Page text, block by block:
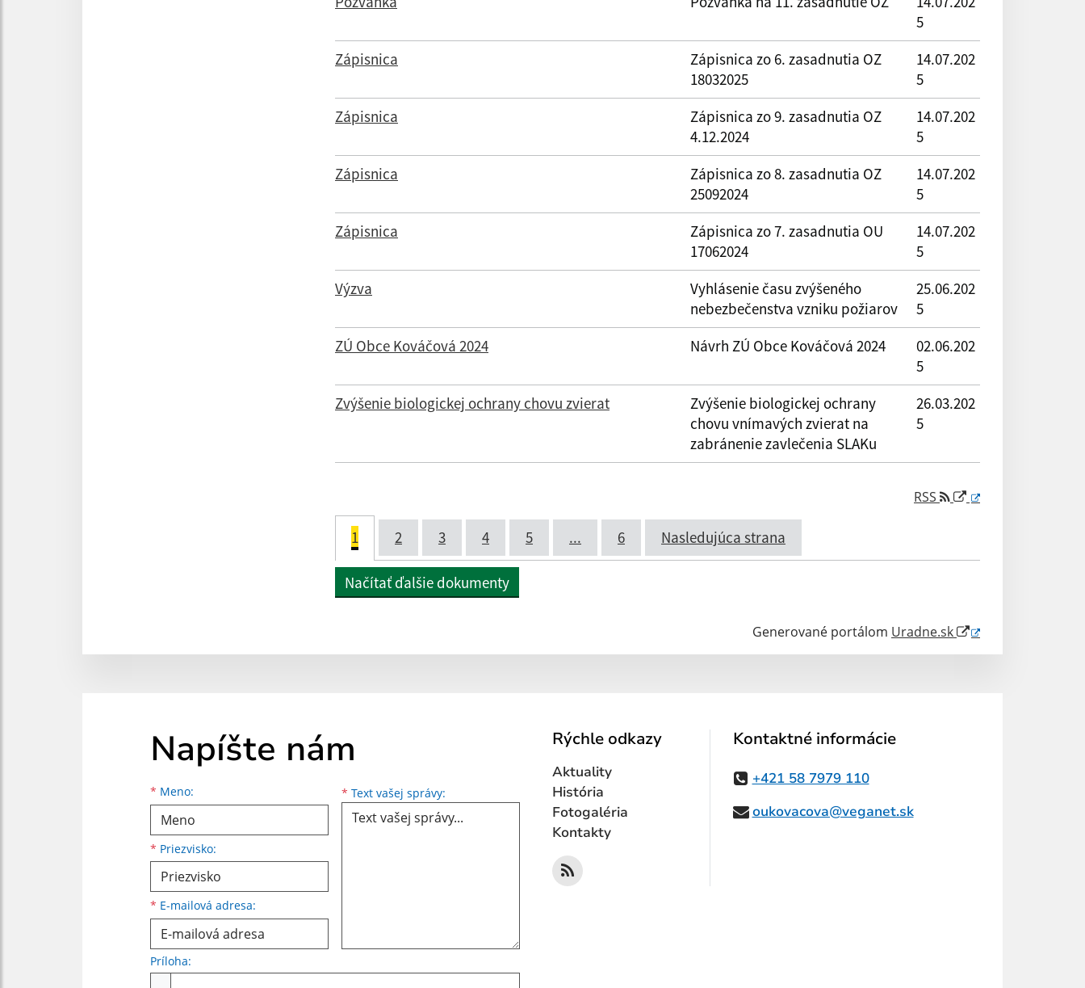
5
Zápisnica
Zápisnica zo 6. zasadnutia OZ
18032025
14.07.202
5
Zápisnica
Zápisnica zo 9. zasadnutia OZ
4.12.2024
14.07.202
5
Zápisnica
Zápisnica zo 8. zasadnutia OZ
25092024
14.07.202
5
Zápisnica
Zápisnica zo 7. zasadnutia OU
17062024
14.07.202
5
Výzva
Vyhlásenie času zvýšeného
nebezbečenstva vzniku požiarov
25.06.202
5
ZÚ Obce Kováčová 2024
Návrh ZÚ Obce Kováčová 2024
02.06.202
5
Zvýšenie biologickej ochrany chovu zvierat
Zvýšenie biologickej ochrany
chovu vnímavých zvierat na
zabránenie zavlečenia SLAKu
26.03.202
5
RSS
1 2 3 4 5 ... 6 Nasledujúca strana
Načítať ďalšie dokumenty
Generované portálom Uradne.sk
Napíšte nám
* Meno:
Meno
* Priezvisko:
Priezvisko
* E-mailová adresa:
E-mailová adresa * Text vašej správy: Text vašej správy...
Príloha:
Rýchle odkazy
Aktuality
História
Fotogaléria
Kontakty
Kontaktné informácie
+421 58 7979 110
oukovacova@veganet.sk